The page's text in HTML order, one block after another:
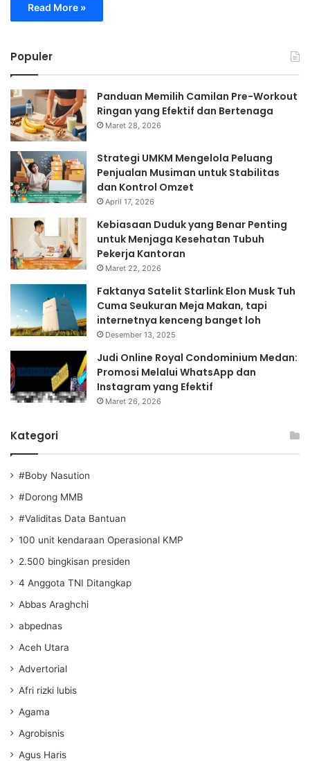
Read More »
Populer
Panduan Memilih Camilan Pre-Workout
Ringan yang Efektif dan Bertenaga
Maret 28, 2026
Strategi UMKM Mengelola Peluang
Penjualan Musiman untuk Stabilitas
dan Kontrol Omzet
April 17, 2026
Kebiasaan Duduk yang Benar Penting
untuk Menjaga Kesehatan Tubuh
Pekerja Kantoran
Maret 22, 2026
Faktanya Satelit Starlink Elon Musk Tuh
Cuma Seukuran Meja Makan, tapi
internetnya kenceng banget loh
Desember 13, 2025
Judi Online Royal Condominium Medan:
Promosi Melalui WhatsApp dan
Instagram yang Efektif
Maret 26, 2026
Kategori
#Boby Nasution
#Dorong MMB
#Validitas Data Bantuan
100 unit kendaraan Operasional KMP
2.500 bingkisan presiden
4 Anggota TNI Ditangkap
Abbas Araghchi
abpednas
Aceh Utara
Advertorial
Afri rizki lubis
Agama
Agrobisnis
Agus Haris